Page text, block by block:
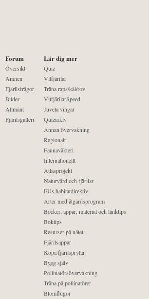
Forum
Översikt
Ämnen
Fjärilsfrågor
Bilder
Allmänt
Fjärilsgalleri
Lär dig mer
Quiz
Vitfjärilar
Träna raps/kål/rov
VitfjärilarSpeed
Juvela vingar
Quizarkiv
Annan övervakning
Regionalt
Faunaväkteri
Internationellt
Atlasprojekt
Naturvård och fjärilar
EUs habitatdirektiv
Arter med åtgärdsprogram
Böcker, appar, material och länktips
Boktips
Resurser på nätet
Fjärilsappar
Köpa fjärilsprylar
Bygg själv
Pollinatörsövervakning
Träna på pollinatörer
Blomflugor